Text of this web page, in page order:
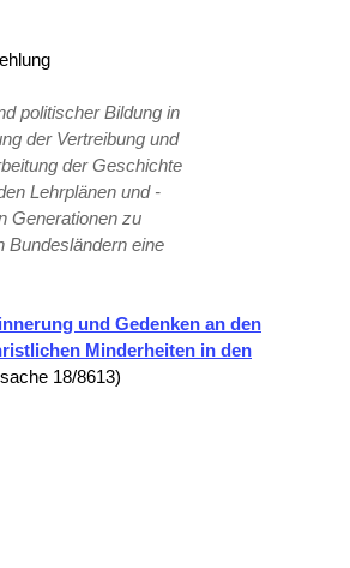
politischer Bildung in
der Vertreibung und
der Geschichte
Lehrplänen und -
Generationen zu
Bundesländern eine
und Gedenken an den
Minderheiten in den
18/8613)